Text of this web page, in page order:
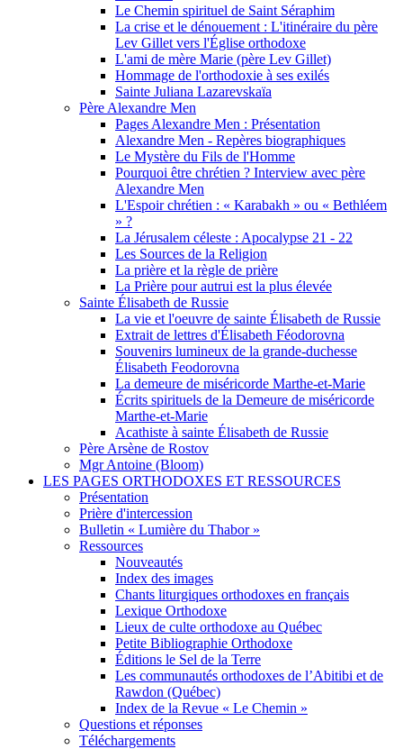
Le Chemin spirituel de Saint Séraphim
La crise et le dénouement : L'itinéraire du père
Lev Gillet vers l'Église orthodoxe
L'ami de mère Marie (père Lev Gillet)
Hommage de l'orthodoxie à ses exilés
Sainte Juliana Lazarevskaïa
Père Alexandre Men
Pages Alexandre Men : Présentation
Alexandre Men - Repères biographiques
Le Mystère du Fils de l'Homme
Pourquoi être chrétien ? Interview avec père
Alexandre Men
L'Espoir chrétien : « Karabakh » ou « Bethléem
» ?
La Jérusalem céleste : Apocalypse 21 - 22
Les Sources de la Religion
La prière et la règle de prière
La Prière pour autrui est la plus élevée
Sainte Élisabeth de Russie
La vie et l'oeuvre de sainte Élisabeth de Russie
Extrait de lettres d'Élisabeth Féodorovna
Souvenirs lumineux de la grande-duchesse
Élisabeth Feodorovna
La demeure de miséricorde Marthe-et-Marie
Écrits spirituels de la Demeure de miséricorde
Marthe-et-Marie
Acathiste à sainte Élisabeth de Russie
Père Arsène de Rostov
Mgr Antoine (Bloom)
LES PAGES ORTHODOXES ET RESSOURCES
Présentation
Prière d'intercession
Bulletin « Lumière du Thabor »
Ressources
Nouveautés
Index des images
Chants liturgiques orthodoxes en français
Lexique Orthodoxe
Lieux de culte orthodoxe au Québec
Petite Bibliographie Orthodoxe
Éditions le Sel de la Terre
Les communautés orthodoxes de l’Abitibi et de
Rawdon (Québec)
Index de la Revue « Le Chemin »
Questions et réponses
Téléchargements